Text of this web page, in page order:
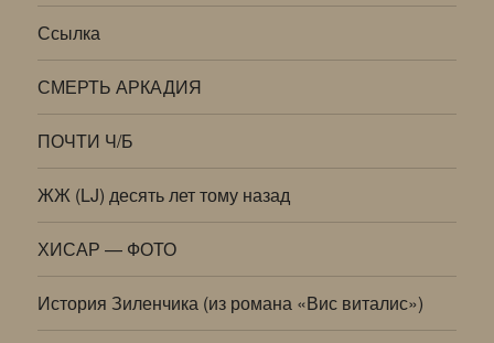
Ссылка
СМЕРТЬ АРКАДИЯ
ПОЧТИ Ч/Б
ЖЖ (LJ) десять лет тому назад
ХИСАР — ФОТО
История Зиленчика (из романа «Вис виталис»)